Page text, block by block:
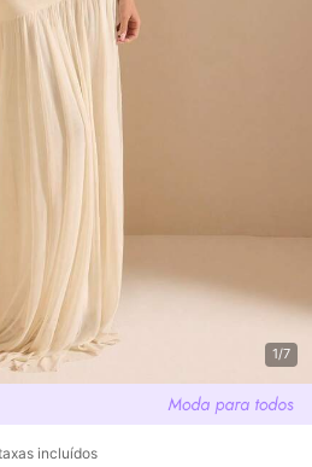
1/7
incluídos